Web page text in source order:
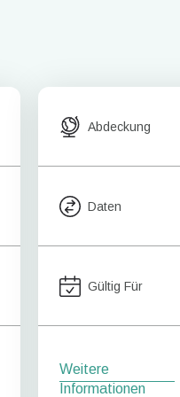
Abdeckung
Daten
Gültig Für
Weitere
Informationen